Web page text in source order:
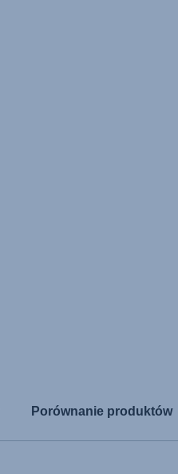
Porównanie produktów